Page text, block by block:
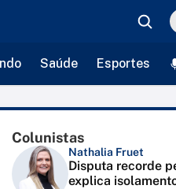
Saúde Esportes
Colunistas
Nathalia Fruet
Disputa recorde
explica